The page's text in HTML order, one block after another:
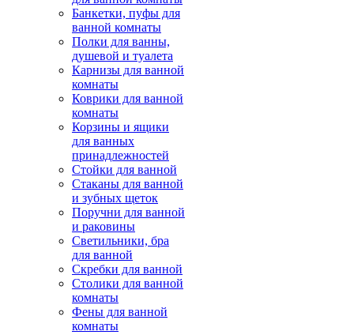
Банкетки, пуфы для
ванной комнаты
Полки для ванны,
душевой и туалета
Карнизы для ванной
комнаты
Коврики для ванной
комнаты
Корзины и ящики
для ванных
принадлежностей
Стойки для ванной
Стаканы для ванной
и зубных щеток
Поручни для ванной
и раковины
Светильники, бра
для ванной
Скребки для ванной
Столики для ванной
комнаты
Фены для ванной
комнаты